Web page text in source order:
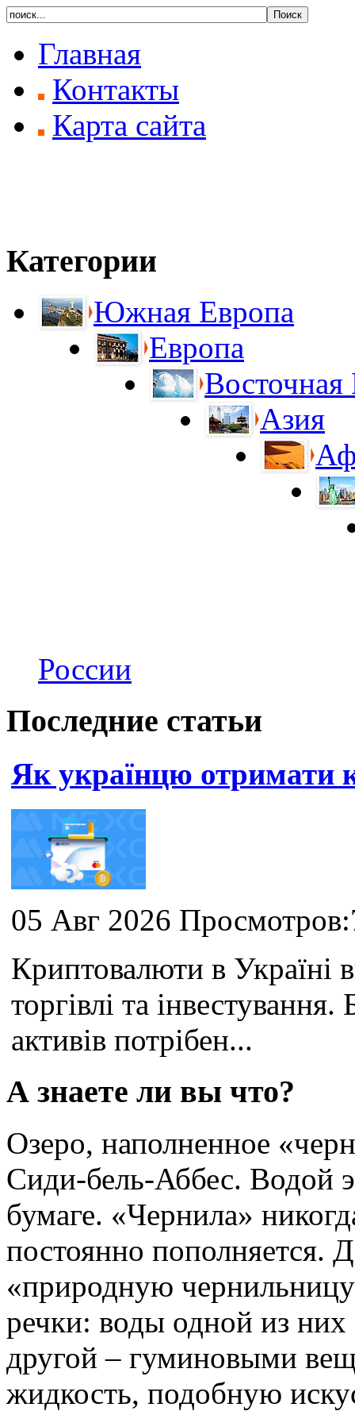
Главная
Контакты
Карта сайта
Категории
Южная Европа
Европа
Восточная
Азия
России
Последние статьи
Як українцю отримати
05 Авг 2026
Криптовалюти в Україні
торгівлі та
активів потрібен...
А знаете ли вы что?
Озеро, наполненное
Сиди-бель-Аббес. Водой
бумаге. «Чернила»
постоянно пополняется.
«природную
речки: воды одной из них
другой – гуминовыми
жидкость, подобную